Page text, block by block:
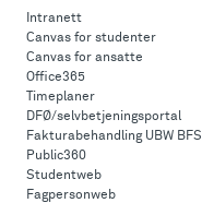
Intranett
Canvas for studenter
Canvas for ansatte
Office365
Timeplaner
DFØ/selvbetjeningsportal
Fakturabehandling UBW BFS
Public360
Studentweb
Fagpersonweb